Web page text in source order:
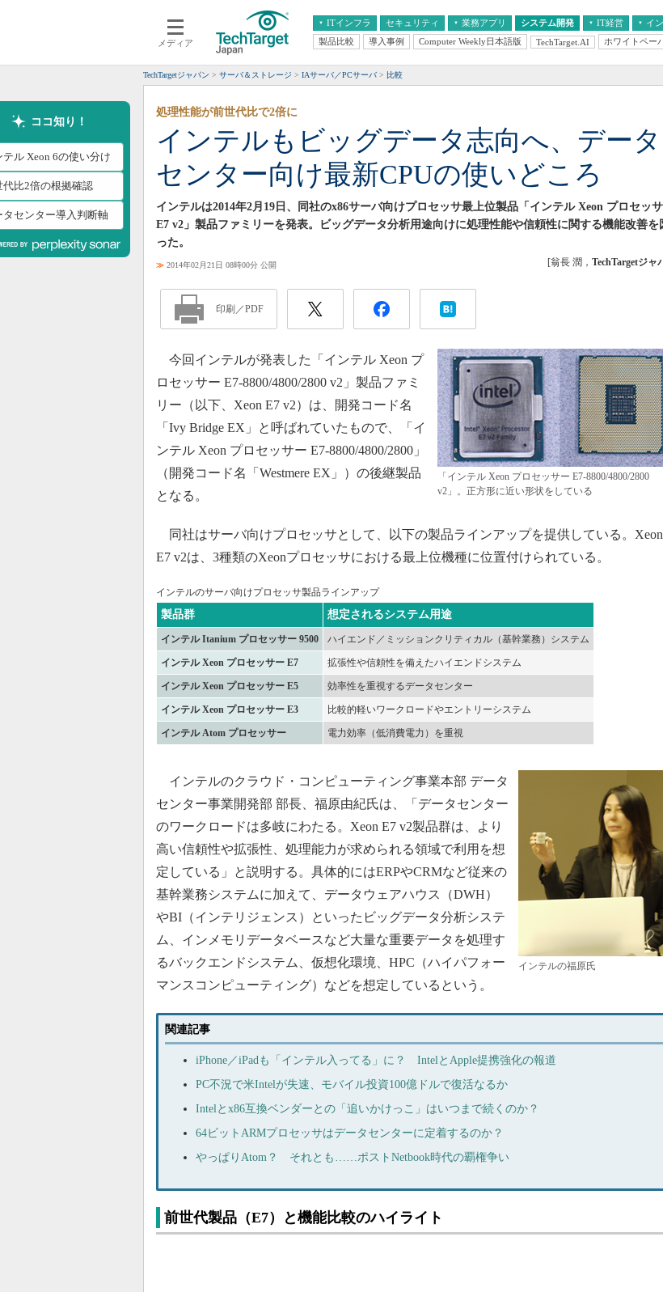
メディア
ITインフラ
クラウド
スマートモバイル
ネットワーク
システム運用管理
セキュリティ 業務アプリ
エンタープライズAI
ERP
CX
情報系システム
システム開発 IT経営
経営とIT
イ
医療IT
製品比較 導入事例 Computer Weekly日本語版 TechTarget.AI ホワイトペー
TechTargetジャパン サーバ＆ストレージ IAサーバ／PCサーバ 比較
ココ知り！
テル Xeon 6の使い分け
代比2倍の根拠確認
タセンター導入判断軸
インテルもビッグデータ志向へ、データ
センター向け最新CPUの使いどころ
処理性能が前世代比で2倍に
インテルは2014年2月19日、同社のx86サーバ向けプロセッサ最上位製品「インテル Xeon プロセッ
E7 v2」製品ファミリーを発表。ビッグデータ分析用途向けに処理性能や信頼性に関する機能改善を
った。
≫ 2014年02月21日 08時00分 公開 [翁長 潤， TechTargetジャ
印刷／PDF
「インテル Xeon プロセッサー E7-8800/4800/2800
v2」。正方形に近い形状をしている
今回インテルが発表した「インテル Xeon プ
ロセッサー E7-8800/4800/2800 v2」製品ファミ
リー（以下、Xeon E7 v2）は、開発コード名
「Ivy Bridge EX」と呼ばれていたもので、「イ
ンテル Xeon プロセッサー E7-8800/4800/2800」
（開発コード名「Westmere EX」）の後継製品
となる。
同社はサーバ向けプロセッサとして、以下の製品ラインアップを提供している。Xeon
E7 v2は、3種類のXeonプロセッサにおける最上位機種に位置付けられている。
インテルのサーバ向けプロセッサ製品ラインアップ
製品群 想定されるシステム用途
インテル Itanium プロセッサー 9500 ハイエンド／ミッションクリティカル（基幹業務）システム
インテル Xeon プロセッサー E7 拡張性や信頼性を備えたハイエンドシステム
インテル Xeon プロセッサー E5 効率性を重視するデータセンター
インテル Xeon プロセッサー E3 比較的軽いワークロードやエントリーシステム
インテル Atom プロセッサー 電力効率（低消費電力）を重視
インテルの福原氏
インテルのクラウド・コンピューティング事業本部 データ
センター事業開発部 部長、福原由紀氏は、「データセンター
のワークロードは多岐にわたる。Xeon E7 v2製品群は、より
高い信頼性や拡張性、処理能力が求められる領域で利用を想
定している」と説明する。具体的にはERPやCRMなど従来の
基幹業務システムに加えて、データウェアハウス（DWH）
やBI（インテリジェンス）といったビッグデータ分析システ
ム、インメモリデータベースなど大量な重要データを処理す
るバックエンドシステム、仮想化環境、HPC（ハイパフォー
マンスコンピューティング）などを想定しているという。
関連記事
iPhone／iPadも「インテル入ってる」に？ IntelとApple提携強化の報道
PC不況で米Intelが失速、モバイル投資100億ドルで復活なるか
Intelとx86互換ベンダーとの「追いかけっこ」はいつまで続くのか？
64ビットARMプロセッサはデータセンターに定着するのか？
やっぱりAtom？ それとも……ポストNetbook時代の覇権争い
前世代製品（E7）と機能比較のハイライト